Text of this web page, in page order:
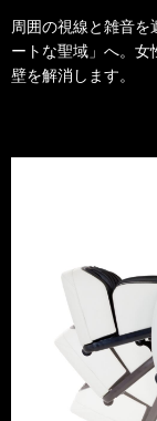
周囲の視線と雑音
ートな聖域」へ。
壁を解消します。